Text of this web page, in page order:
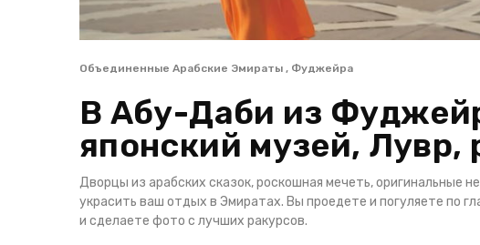
Объединенные Арабские Эмираты , Фуджейра
В Абу-Даби из
японский музей, Лувр,
Дворцы из арабских сказок, роскошная мечеть,
украсить ваш отдых в Эмиратах. Вы проедете и погуляете по
и сделаете фото с лучших ракурсов.